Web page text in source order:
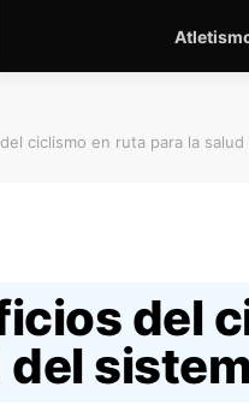
ciclismo en ruta para la
del
del